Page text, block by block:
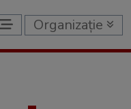
Organizație